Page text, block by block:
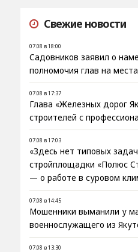
Свежие новости
07.08 в 18:00
Садовников заявил о
полномочия глав на
07.08 в 17:37
Глава «Железных дорог
строителей с
07.08 в 17:03
«Здесь нет типовых
стройплощадки «Полюс
— о работе в суровом
07.08 в 14:45
Мошенники выманили у
военнослужащего из
07.08 в 13:30